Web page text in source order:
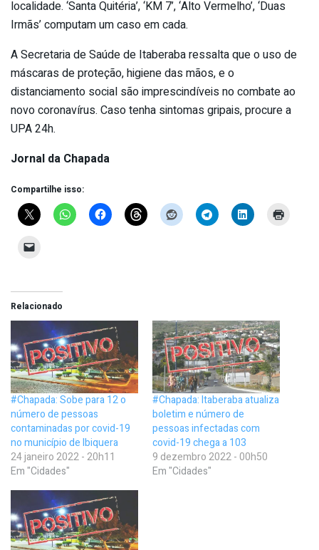
localidade. ‘Santa Quitéria’, ‘KM 7’, ‘Alto Vermelho’, ‘Duas
Irmãs’ computam um caso em cada.
A Secretaria de Saúde de Itaberaba ressalta que o uso de
máscaras de proteção, higiene das mãos, e o
distanciamento social são imprescindíveis no combate ao
novo coronavírus. Caso tenha sintomas gripais, procure a
UPA 24h.
Jornal da Chapada
Compartilhe isso:
Relacionado
#Chapada: Sobe para 12 o
número de pessoas
contaminadas por covid-19
no município de Ibiquera
24 janeiro 2022 - 20h11
Em "Cidades"
#Chapada: Itaberaba atualiza
boletim e número de
pessoas infectadas com
covid-19 chega a 103
9 dezembro 2022 - 00h50
Em "Cidades"